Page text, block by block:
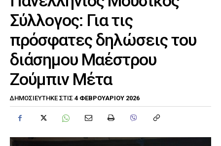
Σύλλογος: Για τις
πρόσφατες δηλώσεις του
διάσημου Μαέστρου
Ζούμπιν Μέτα
ΔΗΜΟΣΙΕΎΤΗΚΕ ΣΤΙΣ 4 ΦΕΒΡΟΥΑΡΊΟΥ 2026